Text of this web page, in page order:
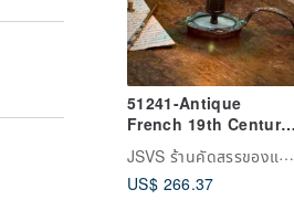
51241-Antique
French 19th Century
Napoleon III
Champlevé Enamel
Camberstick
JSVS ร้านคัดสรรของแต่งบ้านแอนทีค
US$ 266.37